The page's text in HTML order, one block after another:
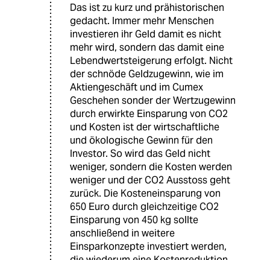
Das ist zu kurz und prähistorischen
gedacht. Immer mehr Menschen
investieren ihr Geld damit es nicht
mehr wird, sondern das damit eine
Lebendwertsteigerung erfolgt. Nicht
der schnöde Geldzugewinn, wie im
Aktiengeschäft und im Cumex
Geschehen sonder der Wertzugewinn
durch erwirkte Einsparung von CO2
und Kosten ist der wirtschaftliche
und ökologische Gewinn für den
Investor. So wird das Geld nicht
weniger, sondern die Kosten werden
weniger und der CO2 Ausstoss geht
zurück. Die Kosteneinsparung von
650 Euro durch gleichzeitige CO2
Einsparung von 450 kg sollte
anschließend in weitere
Einsparkonzepte investiert werden,